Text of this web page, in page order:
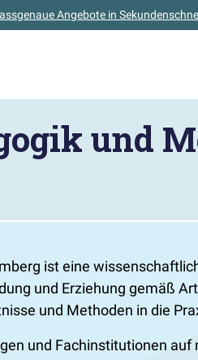
Angebote in
und
ist eine
und Erziehung gemäß
und Methoden in die
und Fachinstitutionen